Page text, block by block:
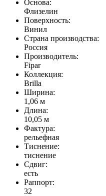
Основа:
Флизелин
Поверхность:
Винил
Страна производства:
Россия
Производитель:
Fipar
Коллекция:
Brilla
Ширина:
1,06 м
Длина:
10,05 м
Фактура:
рельефная
Тиcнение:
тиснение
Сдвиг:
есть
Раппорт:
32